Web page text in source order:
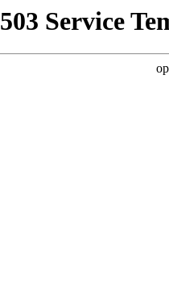
503 Service